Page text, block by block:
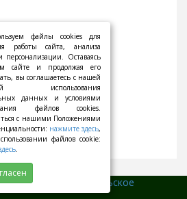
||
Пользовательское
файлы cookies для
работы сайта, анализа
персонализации. Оставаясь
сайте и продолжая его
вы соглашаетесь с нашей
использования
данных и условиями
файлов cookies.
с нашими Положениями
нажмите здесь,
файлов cookie:
.